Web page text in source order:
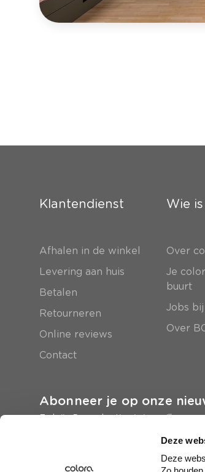
Deze
Deze
Klantendienst
Afhalen in de winkel
Levering aan huis
Betalen
Retourneren
Online reviews
Contact
Wie
Over
Je
buurt
Jobs
Over
Abonneer je op onze
En krijg 5 euro korting in je mailbox